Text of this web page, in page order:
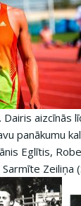
aizcīnās
panākumu
Eglītis,